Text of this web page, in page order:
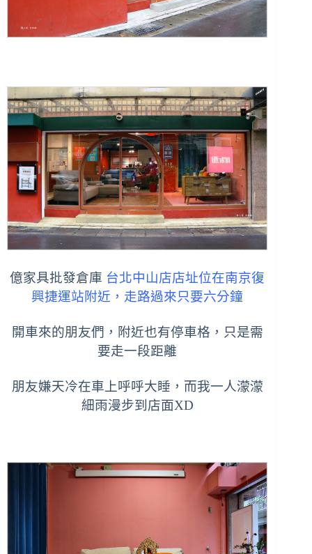
億家具批發倉庫 台北中山店店址位在南京復
興捷運站附近，走路過來只要六分鐘
開車來的朋友們，附近也有停車格，只是需
要走一段距離
朋友嫌天冷在車上呼呼大睡，而我一人濛濛
細雨漫步到店面XD